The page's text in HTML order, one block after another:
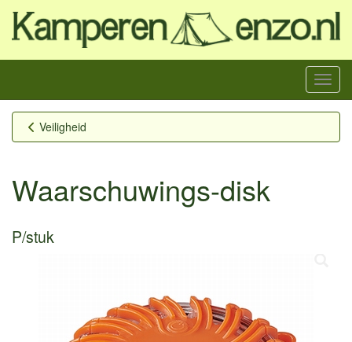
Menu
Veiligheid
Waarschuwings-disk
P/stuk